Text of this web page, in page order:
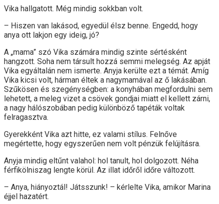
Vika hallgatott. Még mindig sokkban volt.
– Hiszen van lakásod, egyedül élsz benne. Engedd, hogy
anya ott lakjon egy ideig, jó?
A „mama” szó Vika számára mindig szinte sértésként
hangzott. Soha nem társult hozzá semmi melegség. Az apját
Vika egyáltalán nem ismerte. Anyja kerülte ezt a témát. Amíg
Vika kicsi volt, hárman éltek a nagymamával az ő lakásában.
Szűkösen és szegénységben: a konyhában megfordulni sem
lehetett, a meleg vizet a csövek gondjai miatt el kellett zárni,
a nagy hálószobában pedig különböző tapéták voltak
felragasztva.
Gyerekként Vika azt hitte, ez valami stílus. Felnőve
megértette, hogy egyszerűen nem volt pénzük felújításra.
Anyja mindig eltűnt valahol: hol tanult, hol dolgozott. Néha
férfikölniszag lengte körül. Az illat időről időre változott.
– Anya, hiányoztál! Játsszunk! – kérlelte Vika, amikor Marina
éjjel hazatért.